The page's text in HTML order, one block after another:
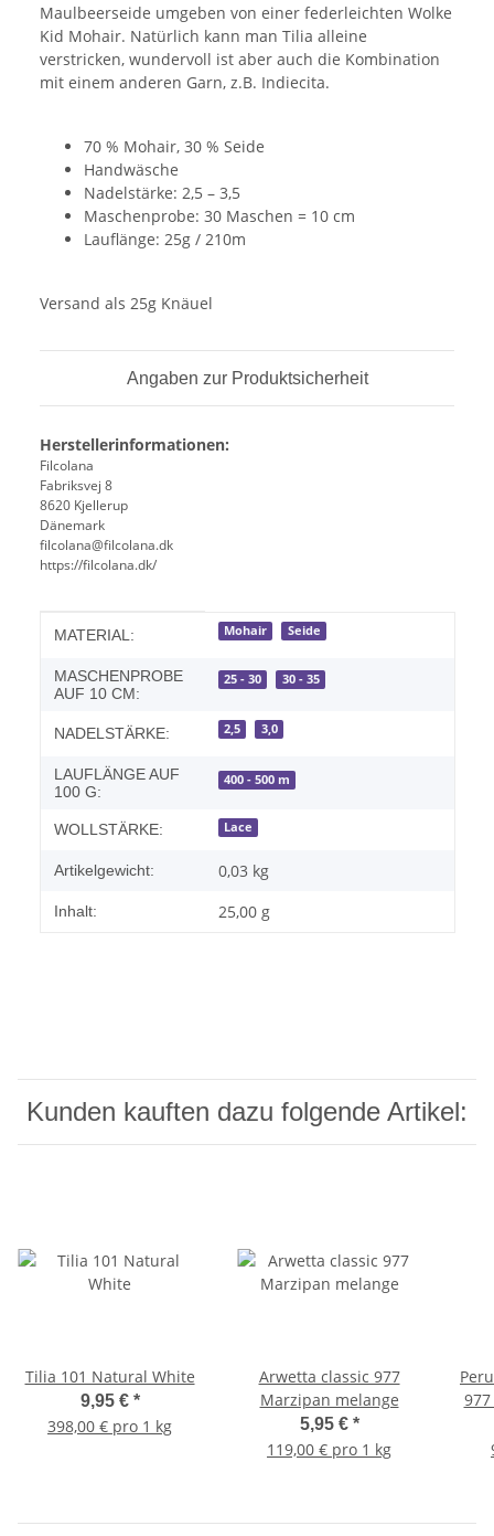
Maulbeerseide umgeben von einer federleichten Wolke
Kid Mohair. Natürlich kann man Tilia alleine
verstricken, wundervoll ist aber auch die Kombination
mit einem anderen Garn, z.B. Indiecita.
70 % Mohair, 30 % Seide
Handwäsche
Nadelstärke: 2,5 – 3,5
Maschenprobe: 30 Maschen = 10 cm
Lauflänge: 25g / 210m
Versand als 25g Knäuel
Angaben zur Produktsicherheit
Herstellerinformationen:
Filcolana
Fabriksvej 8
8620 Kjellerup
Dänemark
filcolana@filcolana.dk
https://filcolana.dk/
Produkteigenschaft
Wert
MATERIAL: Mohair Seide
MASCHENPROBE
AUF 10 CM:
25 - 30 30 - 35
NADELSTÄRKE: 2,5 3,0
LAUFLÄNGE AUF
100 G:
400 - 500 m
WOLLSTÄRKE: Lace
Artikelgewicht: 0,03 kg
Inhalt: 25,00 g
Kunden kauften dazu folgende Artikel:
Tilia 101 Natural White
9,95 € *
398,00 € pro 1 kg
Arwetta classic 977
Marzipan melange
5,95 € *
119,00 € pro 1 kg